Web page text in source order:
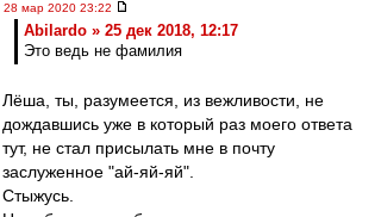
28 мар 2020 23:22
Abilardo » 25 дек 2018, 12:17
Это ведь не фамилия
Лёша, ты, разумеется, из вежливости, не
дождавшись уже в который раз моего ответа
тут, не стал присылать мне в почту
заслуженное "ай-яй-яй".
Стыжусь.